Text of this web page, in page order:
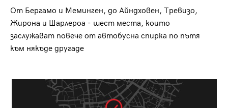
От Бергамо и Меминген, до Айндховен, Тревизо,
Жирона и Шарлероа - шест места, които
заслужават повече от автобусна спирка по пътя
към някъде другаде